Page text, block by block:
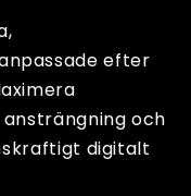
efter
och
digitalt